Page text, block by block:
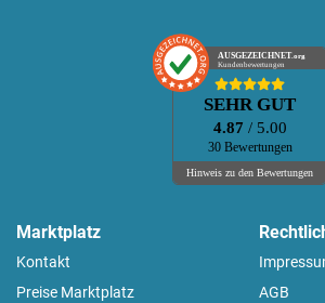
AUSGEZEICHNET.org
Kundenbewertungen
SEHR GUT
4.87 / 5.00
30 Bewertungen
Hinweis zu den Bewertungen
Marktplatz
Kontakt
Preise Marktplatz
AGB